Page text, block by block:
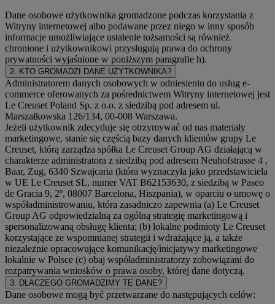
Dane osobowe użytkownika gromadzone podczas korzystania z
Witryny internetowej albo podawane przez niego w inny sposób
informacje umożliwiające ustalenie tożsamości są również
chronione i użytkownikowi przysługują prawa do ochrony
prywatności wyjaśnione w poniższym paragrafie h).
2. KTO GROMADZI DANE UŻYTKOWNIKA?
Administratorem danych osobowych w odniesieniu do usług e-
commerce oferowanych za pośrednictwem Witryny internetowej jest
Le Creuset Poland Sp. z o.o. z siedzibą pod adresem ul.
Marszałkowska 126/134, 00-008 Warszawa.
Jeżeli użytkownik zdecyduje się otrzymywać od nas materiały
marketingowe, stanie się częścią bazy danych klientów grupy Le
Creuset, którą zarządza spółka Le Creuset Group AG działającą w
charakterze administratora z siedzibą pod adresem Neuhofstrasse 4 ,
Baar, Zug, 6340 Szwajcaria (która wyznaczyła jako przedstawiciela
w UE Le Creuset SL, numer VAT B62153630, z siedzibą w Paseo
de Gracia 9, 2º, 08007 Barcelona, Hiszpania), w oparciu o umowę o
współadministrowaniu, która zasadniczo zapewnia (a) Le Creuset
Group AG odpowiedzialną za ogólną strategię marketingową i
spersonalizowaną obsługę klienta; (b) lokalne podmioty Le Creuset
korzystające ze wspomnianej strategii i wdrażające ją, a także
niezależnie opracowujące komunikację/inicjatywy marketingowe
lokalnie w Polsce (c) obaj współadministratorzy zobowiązani do
rozpatrywania wniosków o prawa osoby, której dane dotyczą.
3. DLACZEGO GROMADZIMY TE DANE?
Dane osobowe mogą być przetwarzane do następujących celów: